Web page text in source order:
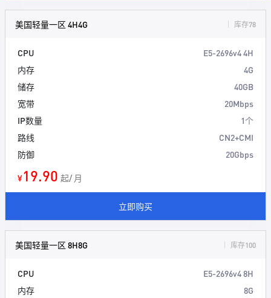
美国轻量一区 4H4G 库存78
CPU
E5-2696v4 4H
内存
4G
储存
40GB
宽带
20Mbps
IP数量
1个
路线
CN2+CMI
防御
20Gbps
¥19.90 起/ 月
立即购买
美国轻量一区 8H8G 库存100
CPU
E5-2696v4 8H
内存
8G